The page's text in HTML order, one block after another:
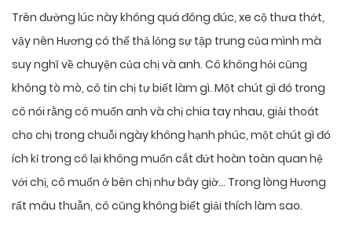
Trên đường lúc này không quá đông đúc, xe cộ thưa thớt,
vậy nên Hương có thể thả lỏng sự tập trung của mình mà
suy nghĩ về chuyện của chị và anh. Cô không hỏi cũng
không tò mò, cô tin chị tự biết làm gì. Một chút gì đó trong
cô nói rằng cô muốn anh và chị chia tay nhau, giải thoát
cho chị trong chuỗi ngày không hạnh phúc, một chút gì đó
ích kỉ trong cô lại không muốn cắt đứt hoàn toàn quan hệ
với chị, cô muốn ở bên chị như bây giờ… Trong lòng Hương
rất mâu thuẫn, cô cũng không biết giải thích làm sao.